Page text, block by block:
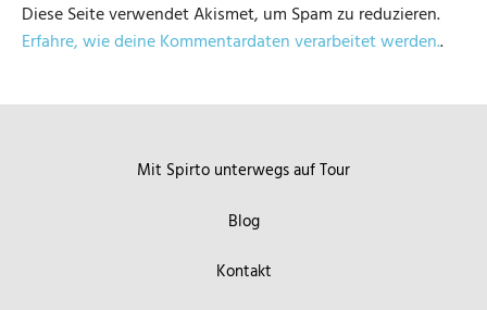
Diese Seite verwendet Akismet, um Spam zu reduzieren.
Erfahre, wie deine Kommentardaten verarbeitet werden..
Mit Spirto unterwegs auf Tour
Blog
Kontakt